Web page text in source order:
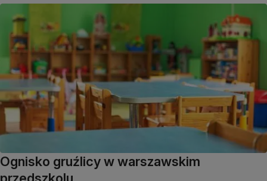
Ognisko gruźlicy w warszawskim
przedszkolu